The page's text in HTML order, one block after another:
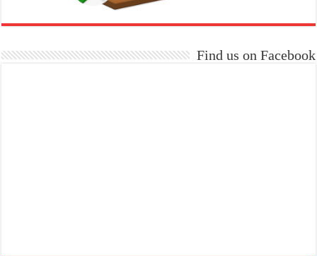
Find us on Facebook